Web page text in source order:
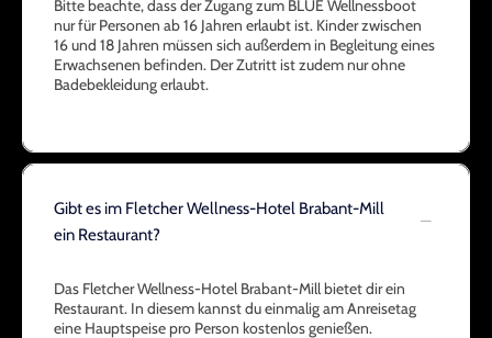
Bitte beachte, dass der Zugang zum BLUE Wellnessboot
nur für Personen ab 16 Jahren erlaubt ist. Kinder zwischen
16 und 18 Jahren müssen sich außerdem in Begleitung eines
Erwachsenen befinden. Der Zutritt ist zudem nur ohne
Badebekleidung erlaubt.
Gibt es im Fletcher Wellness-Hotel Brabant-Mill
ein Restaurant?
Das Fletcher Wellness-Hotel Brabant-Mill bietet dir ein
Restaurant. In diesem kannst du einmalig am Anreisetag
eine Hauptspeise pro Person kostenlos genießen.